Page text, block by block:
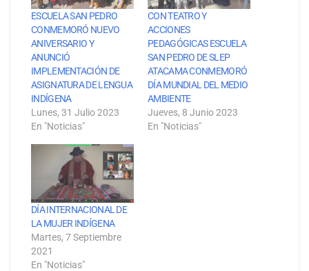
ESCUELA SAN PEDRO
CONMEMORÓ NUEVO
ANIVERSARIO Y
ANUNCIÓ
IMPLEMENTACIÓN DE
ASIGNATURA DE LENGUA
INDÍGENA
Lunes, 31 Julio 2023
En "Noticias"
CON TEATRO Y
ACCIONES
PEDAGÓGICAS ESCUELA
SAN PEDRO DE SLEP
ATACAMA CONMEMORÓ
DÍA MUNDIAL DEL MEDIO
AMBIENTE
Jueves, 8 Junio 2023
En "Noticias"
DÍA INTERNACIONAL DE
LA MUJER INDÍGENA
Martes, 7 Septiembre
2021
En "Noticias"